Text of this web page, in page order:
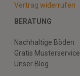
Vertrag widerrufen
BERATUNG
Nachhaltige Böden
Gratis Musterservice
Unser Blog